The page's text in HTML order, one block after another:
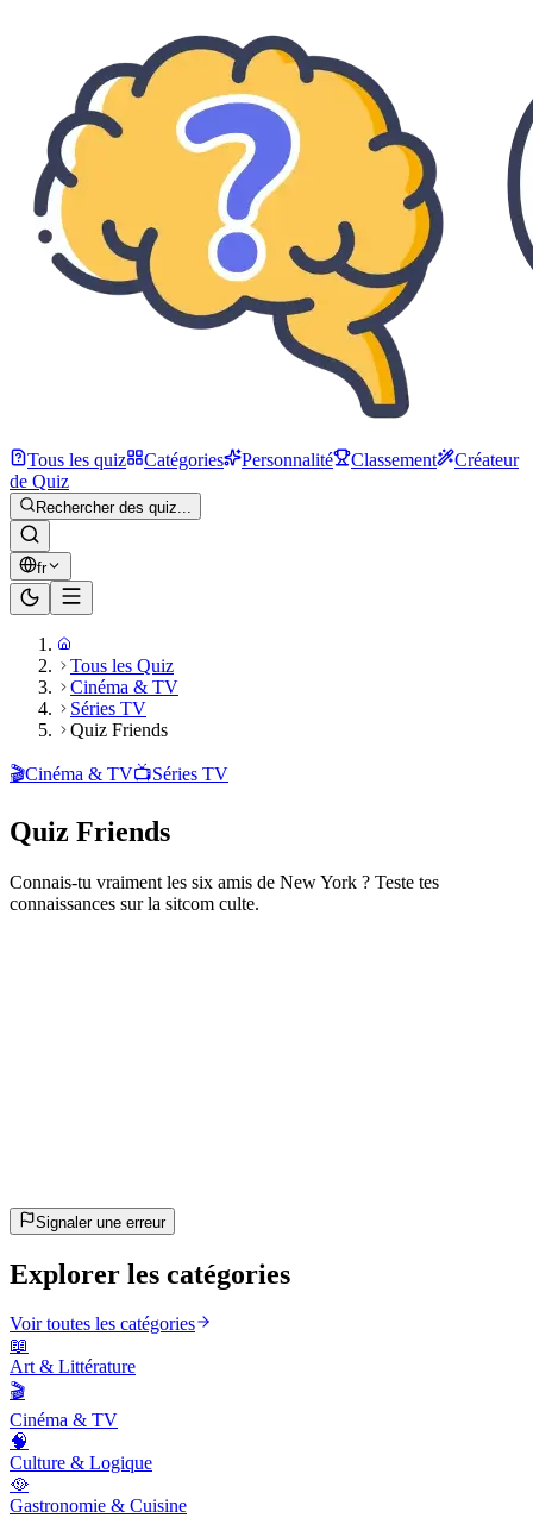
Tous les quiz Catégories Personnalité Classement
Créateur
de Quiz
Rechercher des quiz...
fr
Tous les Quiz
Cinéma & TV
Séries TV
Quiz Friends
🎬Cinéma & TV📺Séries TV
Quiz Friends
Connais-tu vraiment les six amis de New York ? Teste tes
connaissances sur la sitcom culte.
Signaler une erreur
Explorer les catégories
Voir toutes les catégories
📖
Art & Littérature
🎬
Cinéma & TV
🧠
Culture & Logique
🥘
Gastronomie & Cuisine